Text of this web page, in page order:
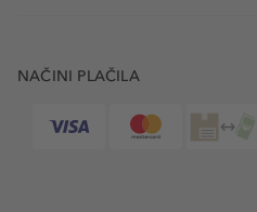
NAČINI PLAČILA